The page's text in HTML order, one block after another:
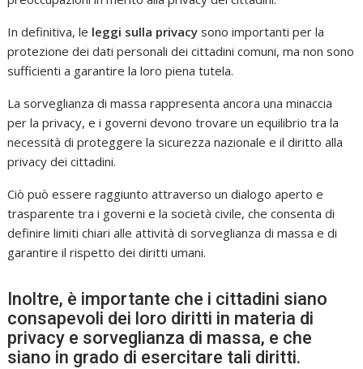
In definitiva, le leggi sulla privacy sono importanti per la
protezione dei dati personali dei cittadini comuni, ma non sono
sufficienti a garantire la loro piena tutela.
La sorveglianza di massa rappresenta ancora una minaccia
per la privacy, e i governi devono trovare un equilibrio tra la
necessità di proteggere la sicurezza nazionale e il diritto alla
privacy dei cittadini.
Ciò può essere raggiunto attraverso un dialogo aperto e
trasparente tra i governi e la società civile, che consenta di
definire limiti chiari alle attività di sorveglianza di massa e di
garantire il rispetto dei diritti umani.
Inoltre, è importante che i cittadini siano
consapevoli dei loro diritti in materia di
privacy e sorveglianza di massa, e che
siano in grado di esercitare tali diritti.